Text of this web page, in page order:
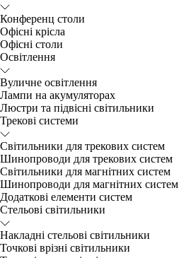
Конференц столи
Офісні крісла
Офісні столи
Освітлення
Вуличне освітлення
Лампи на акумуляторах
Люстри та підвісні світильники
Трекові системи
Світильники для трекових систем
Шинопроводи для трекових систем
Світильники для магнітних систем
Шинопроводи для магнітних систем
Додаткові елементи систем
Cтельові світильники
Накладні стельові світильники
Точкові врізні світильники